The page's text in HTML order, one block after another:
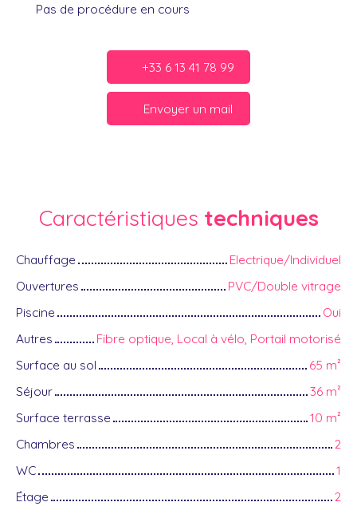
Pas de procédure en cours
+33 6 13 41 78 99
Envoyer un mail
Caractéristiques techniques
Chauffage
Electrique/Individuel
Ouvertures
PVC/Double vitrage
Piscine
Oui
Autres
Fibre optique, Local à vélo, Portail motorisé
Surface au sol
65 m²
Séjour
36 m²
Surface terrasse
10 m²
Chambres
2
WC
1
Étage
2